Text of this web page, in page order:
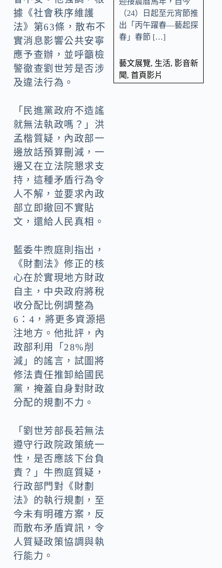
據《社會秩序維護
法》第63條，散布不
實消息影響公共安寧
應予查辦，並呼籲檢
警徹查劉世芳是否涉
及違法行為。
「民進黨政府不造謠
就無法執政嗎？」洪
孟楷質疑，內政部一
邊放話預算刪減，一
邊又在立法院懇求支
持，這種矛盾行為令
人不解，並要求內政
部立即撤回不實貼
文，還給人民真相。
藍委牛煦庭則指出，
《財劃法》修正的核
心在於實現地方財政
自主，中央政府將稅
收分配比例調整為
6：4，將更多資源挹
注地方。他批評，內
政部利用「28%削
減」的謠言，試圖將
修法責任推卸給國民
黨，掩蓋自身對財政
分配的規劃不力。
「劉世芳部長若無法
遵守行政院政策統一
性，是否應該下台負
責？」牛煦庭質疑，
行政部門對《財劃
法》的執行規劃，至
今未有明確方案，反
而散布矛盾資訊，令
人質疑政策協調與執
行能力。
（24）日起至元宵節推
出「丙午躍春—藝起探
春」春節 […]
藝文展覽, 生活, 影音新
聞, 首頁影片